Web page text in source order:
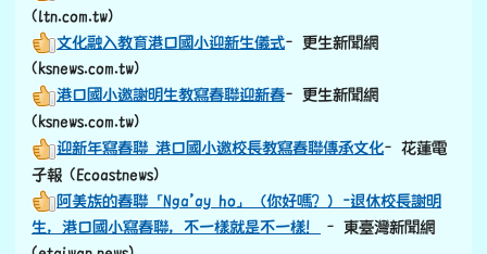
(ltn.com.tw)
文化融入教育港口國小迎新生儀式–更生新聞網
(ksnews.com.tw)
港口國小邀謝明生教寫春聯迎新春–更生新聞網
(ksnews.com.tw)
迎新年寫春聯 港口國小邀校長教寫春聯傳承文化–花蓮電
子報 (Ecoastnews)
阿美族的春聯「Nga’ay ho」（你好嗎？）-退休校長謝明
生，港口國小寫春聯，不一樣就是不一樣！
–東臺灣新聞網